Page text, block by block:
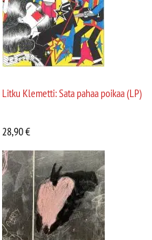
Litku Klemetti: Sata pahaa poikaa (LP)
28,90€